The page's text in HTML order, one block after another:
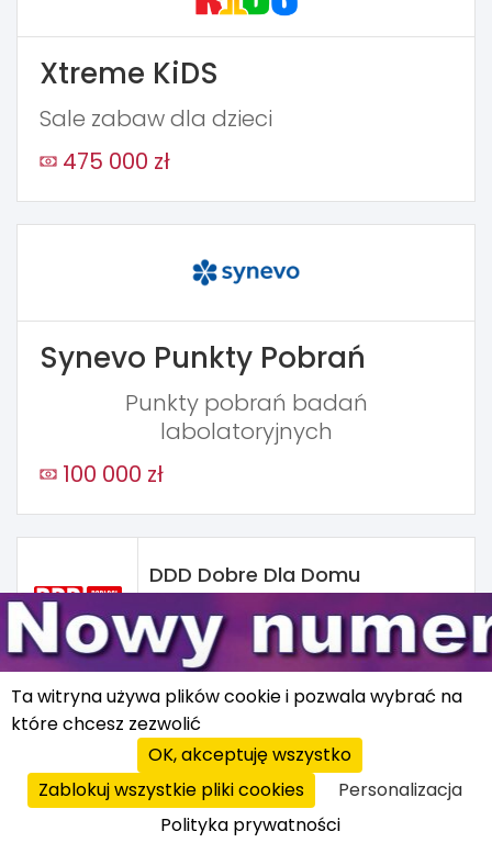
Xtreme KiDS
Sale zabaw dla dzieci
475 000 zł
Synevo Punkty Pobrań
Punkty pobrań badań
labolatoryjnych
100 000 zł
DDD Dobre Dla Domu
65 000 zł
Jesion Inwestycje
Urządzanie wnętrz
30 000 zł
Ta witryna używa plików cookie i pozwala wybrać na
które chcesz zezwolić
OK, akceptuję wszystko
Zablokuj wszystkie pliki cookies
Personalizacja
Polityka prywatności